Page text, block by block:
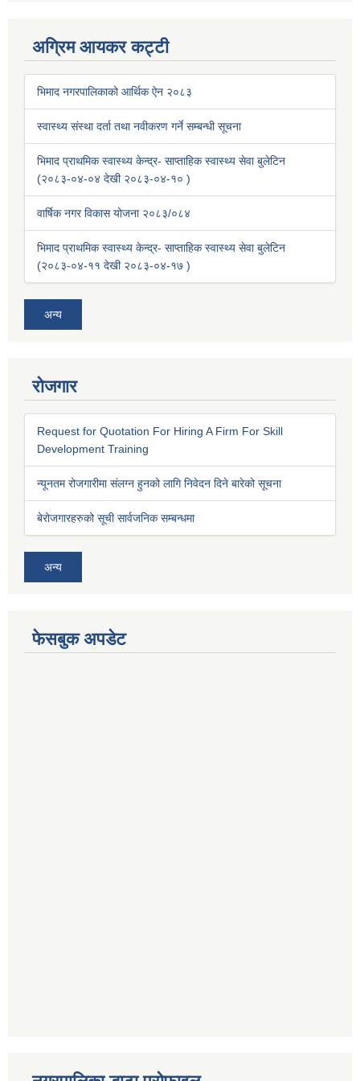
अग्रिम आयकर कट्टी
भिमाद नगरपालिकाको आर्थिक ऐन २०८३
स्वास्थ्य संस्था दर्ता तथा नवीकरण गर्ने सम्बन्धी सूचना
भिमाद प्राथमिक स्वास्थ्य केन्द्र- साप्ताहिक स्वास्थ्य सेवा बुलेटिन
(२०८३-०४-०४ देखी २०८३-०४-१० )
वार्षिक नगर विकास योजना २०८३/०८४
भिमाद प्राथमिक स्वास्थ्य केन्द्र- साप्ताहिक स्वास्थ्य सेवा बुलेटिन
(२०८३-०४-११ देखी २०८३-०४-१७ )
अन्य
रोजगार
Request for Quotation For Hiring A Firm For Skill
Development Training
न्यूनतम रोजगारीमा संलग्न हुनको लागि निवेदन दिने बारेको सूचना
बेरोजगारहरुको सूची सार्वजनिक सम्बन्धमा
अन्य
फेसबुक अपडेट